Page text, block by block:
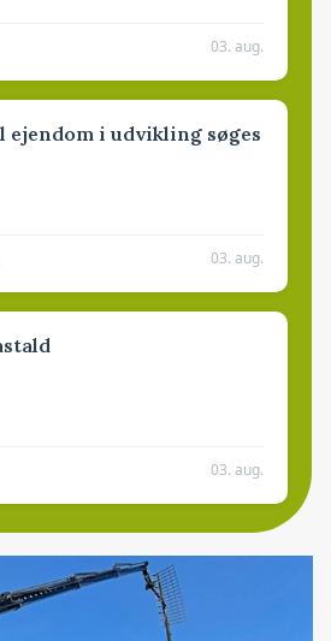
03. aug.
ejendom i udvikling søges
03. aug.
03. aug.